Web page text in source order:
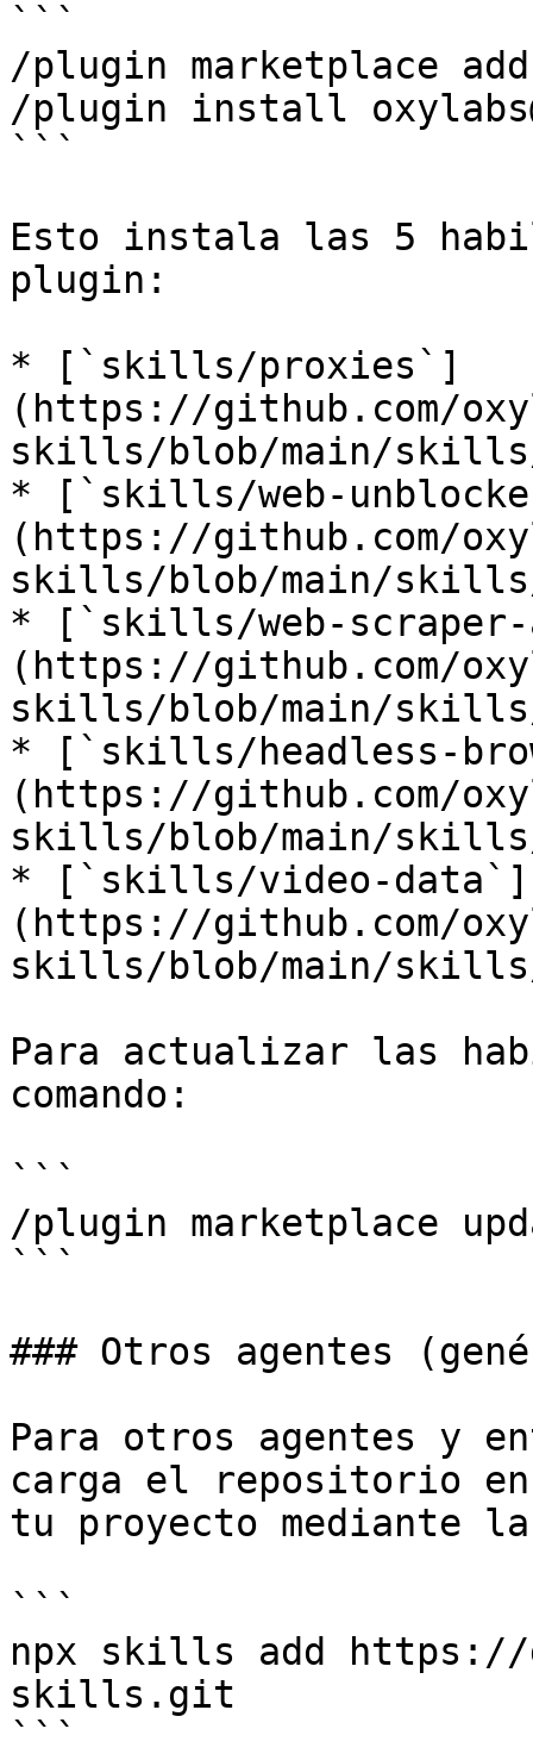
```
/plugin marketplace
/plugin install
```
Esto instala las 5
plugin:
* [`skills/proxies`]
(https://github.com/
skills/blob/main/skills/
* [`skills/web-
(https://github.com/
skills/blob/main/skills/
* [`skills/web-
(https://github.com/
skills/blob/main/skills/
* [`skills/headless-
(https://github.com/
skills/blob/main/skills/
* [`skills/video-data`]
(https://github.com/
skills/blob/main/skills/
Para actualizar las
comando:
```
/plugin marketplace
```
### Otros agentes
Para otros agentes y
carga el repositorio
tu proyecto mediante
```
npx skills add https://
skills.git
```